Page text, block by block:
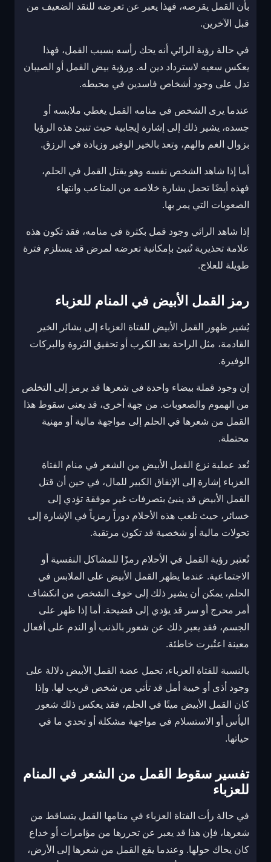
بأن القمل يقرصه، فهذا يعبر عن تعرضه للنقد الضعيف من
قبل الآخرين.
في حالة رؤية الرائي أنه يحك رأسه بسبب القمل، فهذا
يعكس سعيه لاسترداد دين له. ورؤية بيض القمل أو الصيبان
تدل على وجود أشخاص فاسدين في محيطه.
عندما يرى الشخص في منامه القمل يغطي ملابسه أو
جسده، يشير ذلك إلى إشارة إيجابية حيث تنبئ هذه الرؤيا
بزوال الغم والهم، وتعد بالخير الوفير وزيادة في الرزق.
أما إذا شاهد الشخص نفسه وهو يقتل القمل في الحلم،
فهذه أيضًا تحمل بشارة خلاصه من المتاعب وانتهاء
الصعوبات التي يمر بها.
إذا شاهد الرائي وجود قمل بكثرة في منامه، فقد تكون هذه
علامة تحذيرية تُنبئ بإمكانية تعرضه لمرض قد يستلزم فترة
طويلة للعلاج.
رمز القمل الأبيض في المنام للعزباء
يُشير ظهور القمل الأبيض للفتاة العزباء إلى بشائر الخير
القادمة، مثل الراحة بعد الكرب أو تحقيق الثروة والبركات
الوفيرة.
إن وجود قملة بيضاء واحدة في شعرها قد يرمز إلى التخلص
من الهموم والصعوبات. من جهة أخرى، قد يعني سقوط هذا
القمل من شعرها في الحلم إلى مواجهة مالية أو مهنية
محتملة.
تُعد عملية نزع القمل الأبيض من الشعر في منام الفتاة
العزباء إشارة إلى الإنفاق الكبير للمال، في حين أن قتل
القمل الأبيض قد ينبئ بتصرفات غير موفقة تؤدي إلى
خسائر، حيث تلعب هذه الأحلام دوراً رمزياً في الإشارة إلى
تحولات مالية أو شخصية قد تكون مرتقبة.
تُعتبر رؤية القمل في الأحلام رمزًا للمشاكل النفسية أو
الاجتماعية. عندما يظهر القمل الأبيض على الملابس في
الحلم، يمكن أن يشير ذلك إلى خوف الشخص من انكشاف
أمر محرج أو سر قد يؤدي إلى فضيحة. أما إذا ظهر على
الجسم، فقد يعبر ذلك عن شعور بالذنب أو الندم على أفعال
معينة اعتُبرت خاطئة.
بالنسبة للفتاة العزباء، تحمل عضة القمل الأبيض دلالة على
وجود أذى أو خيبة أمل قد تأتي من شخص قريب لها. وإذا
كان القمل الأبيض ميتًا في الحلم، فقد يعكس ذلك شعور
اليأس أو الاستسلام في مواجهة مشكلة أو تحدي ما في
حياتها.
تفسير سقوط القمل من الشعر في المنام
للعزباء
في حالة رأت الفتاة العزباء في منامها القمل يتساقط من
شعرها، فإن هذا قد يعبر عن تحررها من مؤامرات أو خداع
كان يحاك حولها. وعندما يقع القمل من شعرها إلى الأرض،